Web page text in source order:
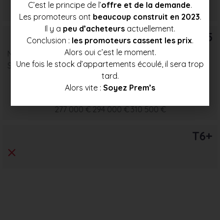
249 500 € 264 500 € 279 500 €
T5
Nombre : 3
Surface moyenne : 96 m²
277 000 € 294 000 € 310 500 €
T6+
C’est le principe de l’offre et de la demande.
Les promoteurs ont beaucoup construit en 2023.
Il y a peu d’acheteurs actuellement.
Conclusion : les promoteurs cassent les prix.
Alors oui c’est le moment.
Une fois le stock d’appartements écoulé, il sera trop
tard.
Alors vite : Soyez Prem’s